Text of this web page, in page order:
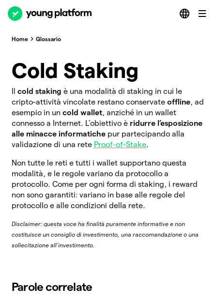
Home Glossario
Cold Staking
cold staking è una modalità di staking in cui le
cripto-attività vincolate restano conservate offline, ad
esempio in un cold wallet, anziché in un wallet
connesso a Internet. L’obiettivo è ridurre l’esposizione
alle minacce informatiche pur partecipando alla
validazione di una rete Proof-of-Stake.
Non tutte le reti e tutti i wallet supportano questa
modalità, e le regole variano da protocollo a
protocollo. Come per ogni forma di staking, i reward
non sono garantiti: variano in base alle regole del
protocollo e alle condizioni della rete.
Disclaimer: questa voce ha finalità puramente informative e non
costituisce un consiglio di investimento, una raccomandazione o una
sollecitazione all’investimento.
Parole correlate